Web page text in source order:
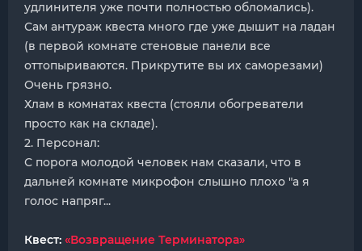
удлинителя уже почти полностью обломались).
Сам антураж квеста много где уже дышит на ладан
(в первой комнате стеновые панели все
оттопыриваются. Прикрутите вы их саморезами)
Очень грязно.
Хлам в комнатах квеста (стояли обогреватели
просто как на складе).
2. Персонал:
С порога молодой человек нам сказали, что в
дальней комнате микрофон слышно плохо "а я
голос напряг...
Квест: «Возвращение Терминатора»